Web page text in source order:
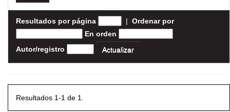
Resultados por página | Ordenar por
En orden
Autor/registro
Resultados 1-1 de 1.